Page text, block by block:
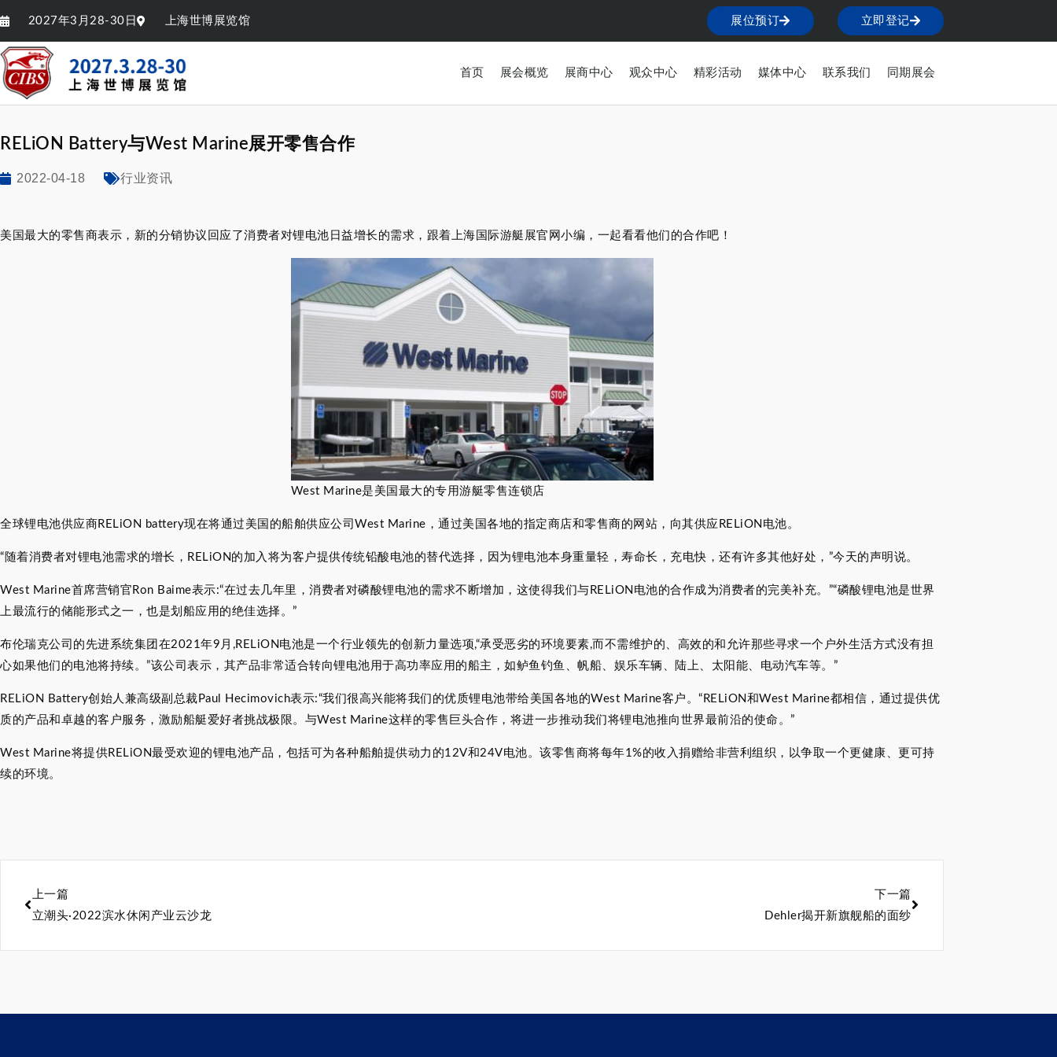
2027年3月28-30日 上海世博展览馆 展位预订 立即登记
首页 展会概览 展商中心 观众中心 精彩活动 媒体中心 联系我们 同期展会
RELiON Battery与West Marine展开零售合作
2022-04-18 行业资讯
美国最大的零售商表示，新的分销协议回应了消费者对锂电池日益增长的需求，跟着上海国际游艇展官网小编，一起看看他们的合作吧！
West Marine是美国最大的专用游艇零售连锁店
全球锂电池供应商RELiON battery现在将通过美国的船舶供应公司West Marine，通过美国各地的指定商店和零售商的网站，向其供应RELiON电池。
“随着消费者对锂电池需求的增长，RELiON的加入将为客户提供传统铅酸电池的替代选择，因为锂电池本身重量轻，寿命长，充电快，还有许多其他好处，”今天的声明说。
West Marine首席营销官Ron Baime表示:“在过去几年里，消费者对磷酸锂电池的需求不断增加，这使得我们与RELiON电池的合作成为消费者的完美补充。”“磷酸锂电池是世界
上最流行的储能形式之一，也是划船应用的绝佳选择。”
布伦瑞克公司的先进系统集团在2021年9月,RELiON电池是一个行业领先的创新力量选项,“承受恶劣的环境要素,而不需维护的、高效的和允许那些寻求一个户外生活方式没有担
心如果他们的电池将持续。”该公司表示，其产品非常适合转向锂电池用于高功率应用的船主，如鲈鱼钓鱼、帆船、娱乐车辆、陆上、太阳能、电动汽车等。”
RELiON Battery创始人兼高级副总裁Paul Hecimovich表示:“我们很高兴能将我们的优质锂电池带给美国各地的West Marine客户。“RELiON和West Marine都相信，通过提供优
质的产品和卓越的客户服务，激励船艇爱好者挑战极限。与West Marine这样的零售巨头合作，将进一步推动我们将锂电池推向世界最前沿的使命。”
West Marine将提供RELiON最受欢迎的锂电池产品，包括可为各种船舶提供动力的12V和24V电池。该零售商将每年1%的收入捐赠给非营利组织，以争取一个更健康、更可持
续的环境。
上一篇
立潮头·2022滨水休闲产业云沙龙
下一篇
Dehler揭开新旗舰船的面纱